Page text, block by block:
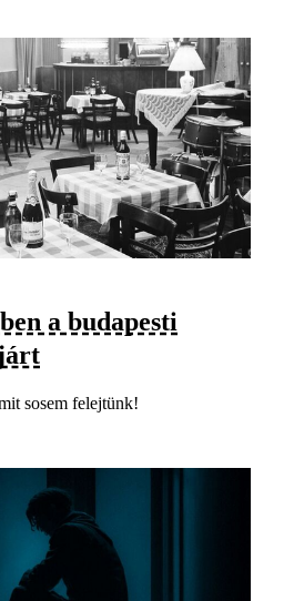
a budapesti
sosem felejtünk!